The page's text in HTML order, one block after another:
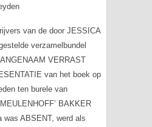
van de door JESSICA
verzamelbundel
VERRAST
van het boek op
ten burele van
BAKKER
was ABSENT, werd als